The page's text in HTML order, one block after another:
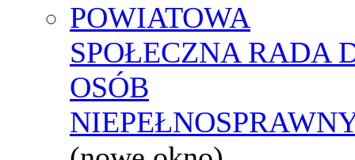
POWIATOWA
SPOŁECZNA RADA
OSÓB